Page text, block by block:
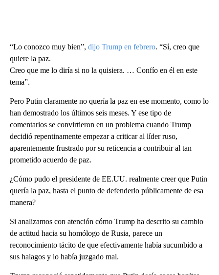
“Lo conozco muy bien”, dijo Trump en febrero. “Sí, creo que
quiere la paz.
Creo que me lo diría si no la quisiera. … Confío en él en este
tema”.
Pero Putin claramente no quería la paz en ese momento, como lo
han demostrado los últimos seis meses. Y ese tipo de
comentarios se convirtieron en un problema cuando Trump
decidió repentinamente empezar a criticar al líder ruso,
aparentemente frustrado por su reticencia a contribuir al tan
prometido acuerdo de paz.
¿Cómo pudo el presidente de EE.UU. realmente creer que Putin
quería la paz, hasta el punto de defenderlo públicamente de esa
manera?
Si analizamos con atención cómo Trump ha descrito su cambio
de actitud hacia su homólogo de Rusia, parece un
reconocimiento tácito de que efectivamente había sucumbido a
sus halagos y lo había juzgado mal.